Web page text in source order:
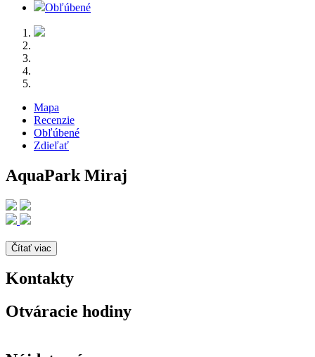
Obľúbené
Mapa
Recenzie
Obľúbené
Zdieľať
AquaPark Miraj
Čítať viac
Kontakty
Otváracie hodiny